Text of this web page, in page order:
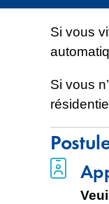
Si vous
Si vous